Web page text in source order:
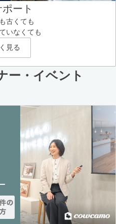
ート
古くても
いなくても
見る
ー・イベント